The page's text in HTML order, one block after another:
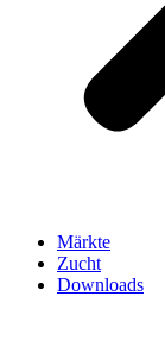
Märkte
Zucht
Downloads